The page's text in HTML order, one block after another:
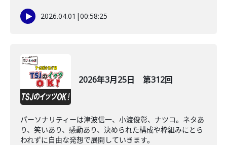
2026.04.01 |00:58:25
2026年3月25日 第312回
パーソナリティーは津波信一、小渡俊彰、ナツコ。ネタあ
り、笑いあり、感動あり、決められた構成や枠組みにとら
われずに自由な発想で展開していきます。